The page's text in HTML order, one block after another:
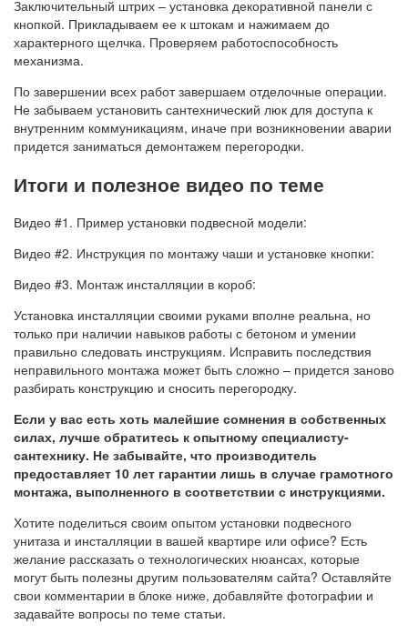
Заключительный штрих – установка декоративной панели с
кнопкой. Прикладываем ее к штокам и нажимаем до
характерного щелчка. Проверяем работоспособность
механизма.
По завершении всех работ завершаем отделочные операции.
Не забываем установить сантехнический люк для доступа к
внутренним коммуникациям, иначе при возникновении аварии
придется заниматься демонтажем перегородки.
Итоги и полезное видео по теме
Видео #1. Пример установки подвесной модели:
Видео #2. Инструкция по монтажу чаши и установке кнопки:
Видео #3. Монтаж инсталляции в короб:
Установка инсталляции своими руками вполне реальна, но
только при наличии навыков работы с бетоном и умении
правильно следовать инструкциям. Исправить последствия
неправильного монтажа может быть сложно – придется заново
разбирать конструкцию и сносить перегородку.
Если у вас есть хоть малейшие сомнения в собственных
силах, лучше обратитесь к опытному специалисту-
сантехнику. Не забывайте, что производитель
предоставляет 10 лет гарантии лишь в случае грамотного
монтажа, выполненного в соответствии с инструкциями.
Хотите поделиться своим опытом установки подвесного
унитаза и инсталляции в вашей квартире или офисе? Есть
желание рассказать о технологических нюансах, которые
могут быть полезны другим пользователям сайта? Оставляйте
свои комментарии в блоке ниже, добавляйте фотографии и
задавайте вопросы по теме статьи.